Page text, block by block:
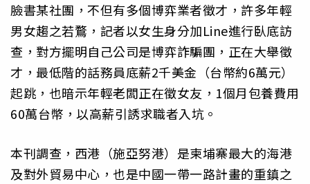
臉書某社團，不但有多個博弈業者徵才，許多年輕
男女趨之若鶩，記者以女生身分加Line進行臥底訪
查，對方擺明自己公司是博弈詐騙團，正在大舉徵
才，最低階的話務員底薪2千美金（台幣約6萬元）
起跳，也暗示年輕老闆正在徵女友，1個月包養費用
60萬台幣，以高薪引誘求職者入坑。
本刊調查，西港（施亞努港）是柬埔寨最大的海港
及對外貿易中心，也是中國一帶一路計畫的重鎮之